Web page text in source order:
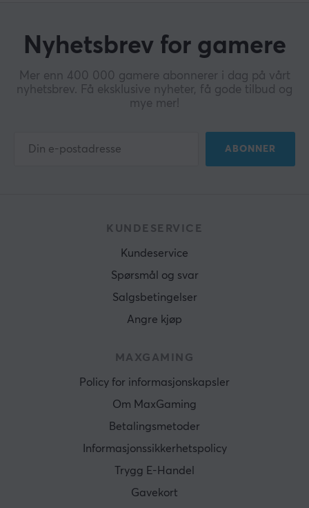
Nyhetsbrev for gamere
Mer enn 400 000 gamere abonnerer i dag på vårt
nyhetsbrev. Få eksklusive nyheter, få gode tilbud og
mye mer!
ABONNER
KUNDESERVICE
Kundeservice
Spørsmål og svar
Salgsbetingelser
Angre kjøp
MAXGAMING
Policy for informasjonskapsler
Om MaxGaming
Betalingsmetoder
Informasjonssikkerhetspolicy
Trygg E-Handel
Gavekort